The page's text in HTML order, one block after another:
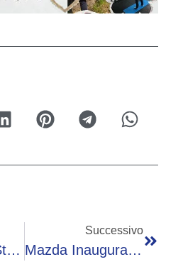
Manutenzioni Stradali: Settore In Fase Stagnante
Successivo
Mazda Inaugura L’Expo Nazionale Delle “Eccellenze Italiane”